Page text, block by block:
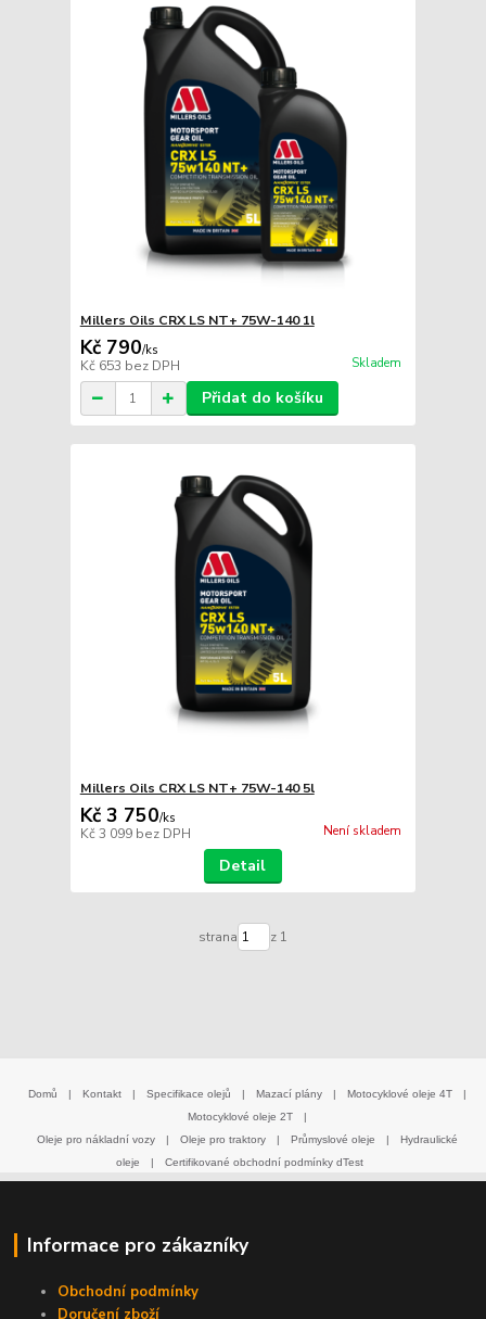
Millers Oils CRX LS NT+ 75W-140 1l
Kč 790/ks
Kč 653 bez DPH Skladem
Přidat do košíku
Millers Oils CRX LS NT+ 75W-140 5l
Kč 3 750/ks
Kč 3 099 bez DPH Není skladem
Detail
strana z 1
Domů | Kontakt | Specifikace olejů | Mazací plány | Motocyklové oleje 4T
|
Motocyklové oleje 2T
|
Oleje pro nákladní vozy
| Oleje pro traktory | Průmyslové oleje |
Hydraulické
oleje
| Certifikované obchodní podmínky dTest
Informace pro zákazníky
Obchodní podmínky
Doručení zboží